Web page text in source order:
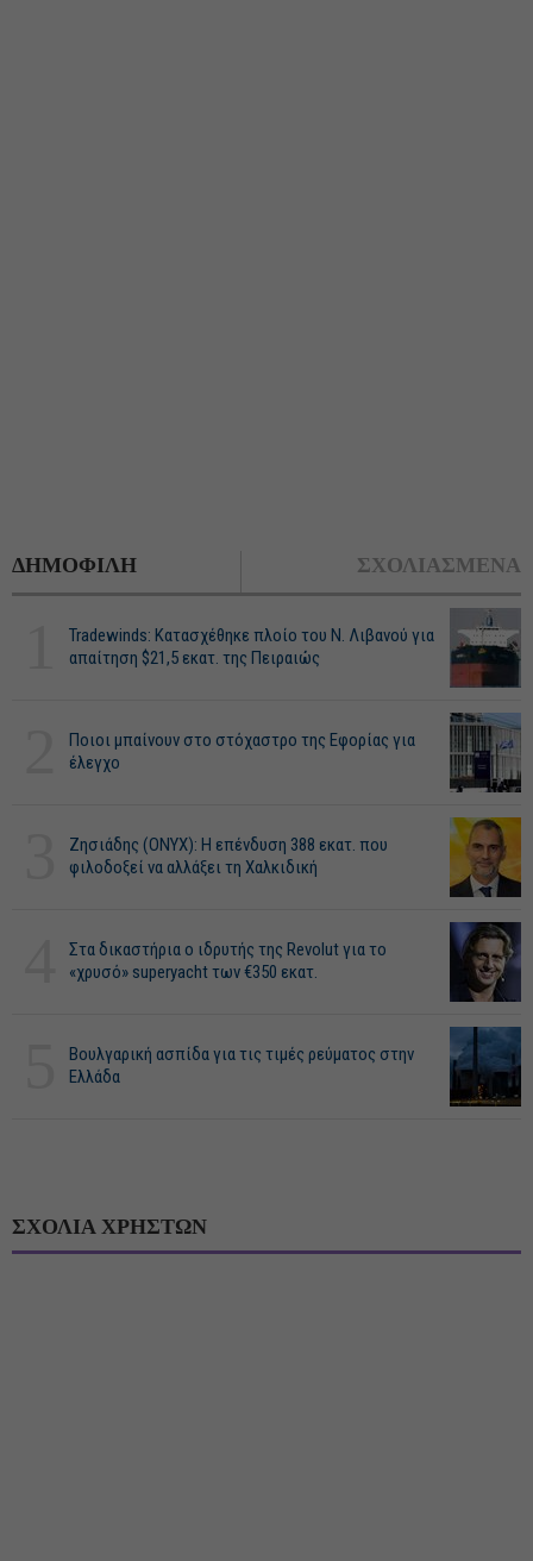
ΔΗΜΟΦΙΛΗ ΣΧΟΛΙΑΣΜΕΝΑ
Tradewinds: Κατασχέθηκε πλοίο του Ν. Λιβανού για
απαίτηση $21,5 εκατ. της Πειραιώς
Ποιοι μπαίνουν στο στόχαστρο της Εφορίας για
έλεγχο
Ζησιάδης (ONYX): Η επένδυση 388 εκατ. που
φιλοδοξεί να αλλάξει τη Χαλκιδική
Στα δικαστήρια ο ιδρυτής της Revolut για το
«χρυσό» superyacht των €350 εκατ.
Βουλγαρική ασπίδα για τις τιμές ρεύματος στην
Ελλάδα
ΣΧΟΛΙΑ ΧΡΗΣΤΩΝ